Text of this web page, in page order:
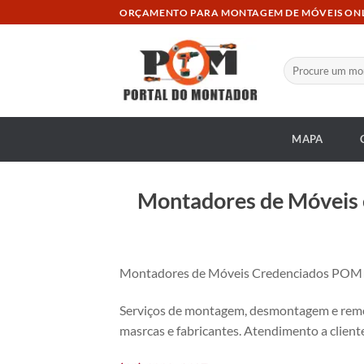
to
ORÇAMENTO PARA MONTAGEM DE MÓVEIS
Pesquisar
por:
MAPA
Montadores de
Montadores de Móveis Credenciados
Serviços de montagem, desmontagem e
masrcas e fabricantes. Atendimento a